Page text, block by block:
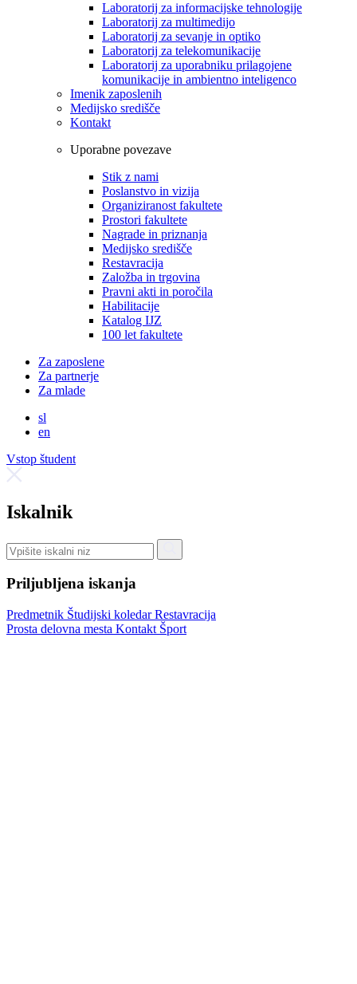
Laboratorij za informacijske tehnologije
Laboratorij za multimedijo
Laboratorij za sevanje in optiko
Laboratorij za telekomunikacije
Laboratorij za uporabniku prilagojene
komunikacije in ambientno inteligenco
Imenik zaposlenih
Medijsko središče
Kontakt
Uporabne povezave
Stik z nami
Poslanstvo in vizija
Organiziranost fakultete
Prostori fakultete
Nagrade in priznanja
Medijsko središče
Restavracija
Založba in trgovina
Pravni akti in poročila
Habilitacije
Katalog IJZ
100 let fakultete
Za zaposlene
Za partnerje
Za mlade
sl
en
Vstop študent
Iskalnik
Priljubljena iskanja
Predmetnik Študijski koledarRestavracija
Prosta delovna mesta Kontakt Šport